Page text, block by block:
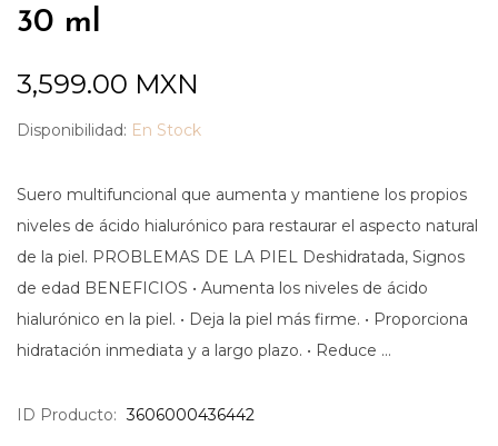
30 ml
3,599.00 MXN
Disponibilidad: En Stock
Suero multifuncional que aumenta y mantiene los propios
niveles de ácido hialurónico para restaurar el aspecto natural
de la piel. PROBLEMAS DE LA PIEL Deshidratada, Signos
de edad BENEFICIOS • Aumenta los niveles de ácido
hialurónico en la piel. • Deja la piel más firme. • Proporciona
hidratación inmediata y a largo plazo. • Reduce …
ID Producto: 3606000436442